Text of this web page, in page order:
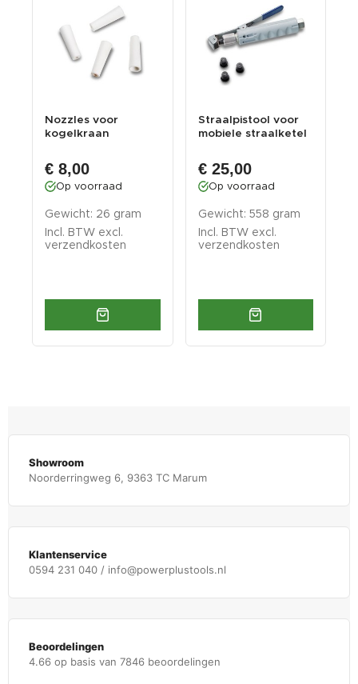
Nozzles voor
kogelkraan
€ 8,00
Op voorraad
Gewicht: 26 gram
Incl. BTW excl.
verzendkosten
Straalpistool voor
mobiele straalketel
€ 25,00
Op voorraad
Gewicht: 558 gram
Incl. BTW excl.
verzendkosten
Showroom
Noorderringweg 6, 9363 TC Marum
Klantenservice
0594 231 040 / info@powerplustools.nl
Beoordelingen
4.66 op basis van 7846 beoordelingen